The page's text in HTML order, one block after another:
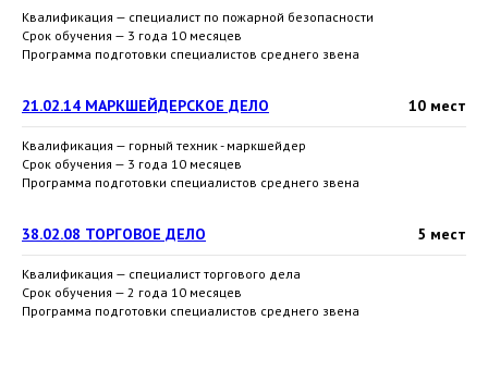
Квалификация — специалист по пожарной безопасности
Срок обучения — 3 года 10 месяцев
Программа подготовки специалистов среднего звена
21.02.14 МАРКШЕЙДЕРСКОЕ ДЕЛО 10 мест
Квалификация — горный техник - маркшейдер
Срок обучения — 3 года 10 месяцев
Программа подготовки специалистов среднего звена
38.02.08 ТОРГОВОЕ ДЕЛО 5 мест
Квалификация — специалист торгового дела
Срок обучения — 2 года 10 месяцев
Программа подготовки специалистов среднего звена